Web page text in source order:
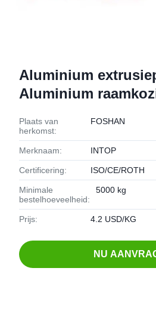
Aluminium
Aluminium
Plaats van
herkomst:
FOSHAN
Merknaam: INTOP
Certificering: ISO/CE/ROTH
Minimale
bestelhoeveelheid:
5000 kg
Prijs: 4.2 USD/KG
NU